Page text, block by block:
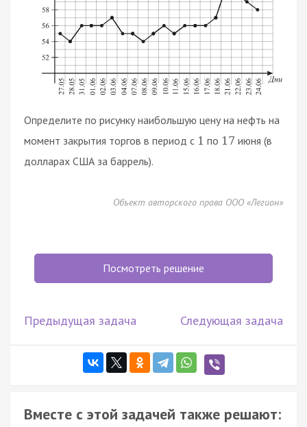
Определите по рисунку наибольшую цену на нефть на
момент закрытия торгов в период с 1 по 17 июня (в
долларах США за баррель).
Объект авторского права ООО «Легион»
Посмотреть решение
Предыдущая задача Следующая задача
Вместе с этой задачей также решают: